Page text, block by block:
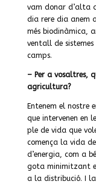
vam donar d’alta
dia rere dia anem
més biodinàmica,
ventall de
camps.
– Per a vosaltres,
agricultura?
Entenem el nostre
que intervenen en
ple de vida que
comença la vida
d’energia, com a
gota minimitzant
a la distribució. I